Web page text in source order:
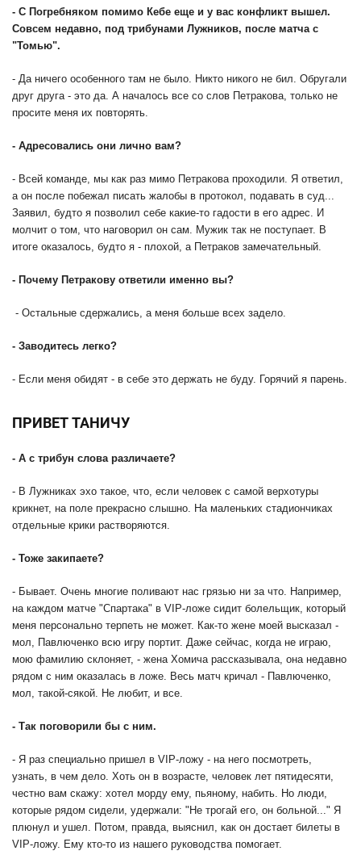
- С Погребняком помимо Кебе еще и у вас конфликт вышел.
Совсем недавно, под трибунами Лужников, после матча с
"Томью".
- Да ничего особенного там не было. Никто никого не бил. Обругали
друг друга - это да. А началось все со слов Петракова, только не
просите меня их повторять.
- Адресовались они лично вам?
- Всей команде, мы как раз мимо Петракова проходили. Я ответил,
а он после побежал писать жалобы в протокол, подавать в суд...
Заявил, будто я позволил себе какие-то гадости в его адрес. И
молчит о том, что наговорил он сам. Мужик так не поступает. В
итоге оказалось, будто я - плохой, а Петраков замечательный.
- Почему Петракову ответили именно вы?
- Остальные сдержались, а меня больше всех задело.
- Заводитесь легко?
- Если меня обидят - в себе это держать не буду. Горячий я парень.
ПРИВЕТ ТАНИЧУ
- А с трибун слова различаете?
- В Лужниках эхо такое, что, если человек с самой верхотуры
крикнет, на поле прекрасно слышно. На маленьких стадиончиках
отдельные крики растворяются.
- Тоже закипаете?
- Бывает. Очень многие поливают нас грязью ни за что. Например,
на каждом матче "Спартака" в VIP-ложе сидит болельщик, который
меня персонально терпеть не может. Как-то жене моей высказал -
мол, Павлюченко всю игру портит. Даже сейчас, когда не играю,
мою фамилию склоняет, - жена Хомича рассказывала, она недавно
рядом с ним оказалась в ложе. Весь матч кричал - Павлюченко,
мол, такой-сякой. Не любит, и все.
- Так поговорили бы с ним.
- Я раз специально пришел в VIP-ложу - на него посмотреть,
узнать, в чем дело. Хоть он в возрасте, человек лет пятидесяти,
честно вам скажу: хотел морду ему, пьяному, набить. Но люди,
которые рядом сидели, удержали: "Не трогай его, он больной..." Я
плюнул и ушел. Потом, правда, выяснил, как он достает билеты в
VIP-ложу. Ему кто-то из нашего руководства помогает.